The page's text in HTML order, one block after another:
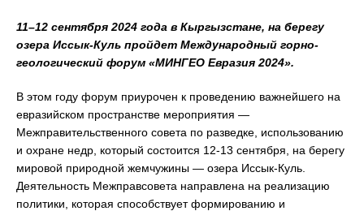
11–12 сентября 2024 года в Кыргызстане, на берегу
озера Иссык-Куль пройдет Международный горно-
геологический форум «МИНГЕО Евразия 2024».
В этом году форум приурочен к проведению важнейшего на
евразийском пространстве мероприятия —
Межправительственного совета по разведке, использованию
и охране недр, который состоится 12-13 сентября, на берегу
мировой природной жемчужины — озера Иссык-Куль.
Деятельность Межправсовета направлена на реализацию
политики, которая способствует формированию и